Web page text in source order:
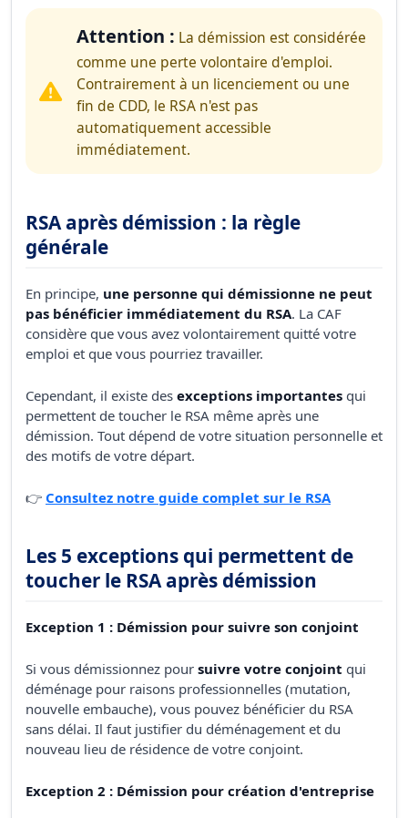
Attention : La démission est considérée
comme une perte volontaire d'emploi.
Contrairement à un licenciement ou une
fin de CDD, le RSA n'est pas
automatiquement accessible
immédiatement.
RSA après démission : la règle
générale
En principe, une personne qui démissionne ne peut
pas bénéficier immédiatement du RSA. La CAF
considère que vous avez volontairement quitté votre
emploi et que vous pourriez travailler.
Cependant, il existe des exceptions importantes qui
permettent de toucher le RSA même après une
démission. Tout dépend de votre situation personnelle et
des motifs de votre départ.
👉 Consultez notre guide complet sur le RSA
Les 5 exceptions qui permettent de
toucher le RSA après démission
Exception 1 : Démission pour suivre son conjoint
Si vous démissionnez pour suivre votre conjoint qui
déménage pour raisons professionnelles (mutation,
nouvelle embauche), vous pouvez bénéficier du RSA
sans délai. Il faut justifier du déménagement et du
nouveau lieu de résidence de votre conjoint.
Exception 2 : Démission pour création d'entreprise